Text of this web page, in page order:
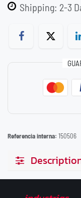
Shipping: 2-3
Referencia interna: 150506